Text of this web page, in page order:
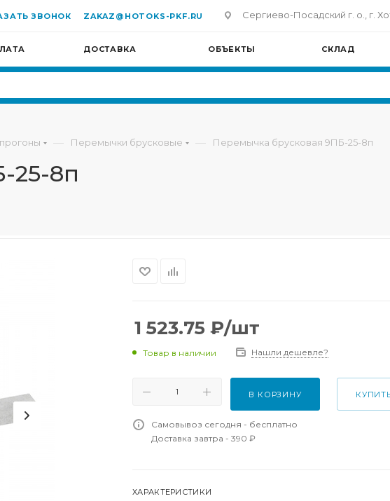
ЗВОНОК ZAKAZ@HOTOKS-PKF.RU Сергиево-Посадский г. о., г.
ДОСТАВКА ОБЪЕКТЫ СКЛАД
— Перемычки брусковые — Перемычка брусковая 9ПБ-25-8п
25-8п
1 523.75 ₽/шт
Товар в наличии Нашли дешевле?
В КОРЗИНУ
Самовывоз сегодня - бесплатно
Доставка завтра - 390 ₽
ХАРАКТЕРИСТИКИ